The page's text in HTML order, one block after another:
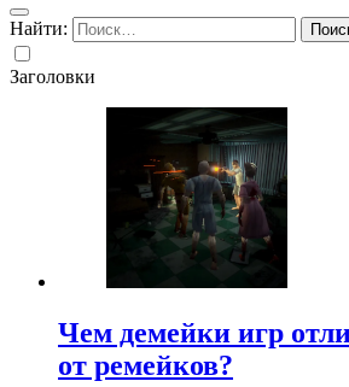
Найти:
Заголовки
Чем демейки игр
от ремейков?